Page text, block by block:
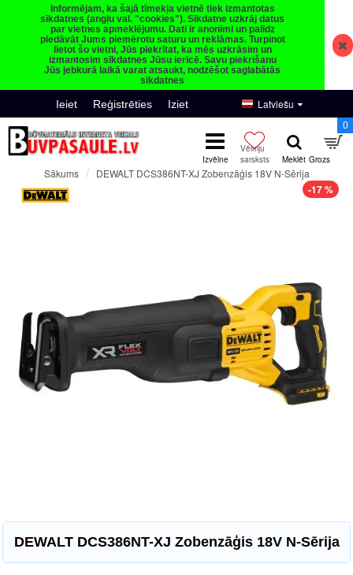
Informējam, ka šajā tīmekļa vietnē tiek izmantotas
sīkdatnes (angļu val. "cookies"). Sīkdatne uzkrāj datus
par vietnes apmeklējumu. Dati ir anonīmi un palīdz
piedāvāt Jums piemērotu saturu un reklāmas. Turpinot
lietot šo vietni, Jūs piekrītat, ka mēs uzkrāsim un
izmantosim sīkdatnes Jūsu ierīcē. Savu piekrišanu
Jūs jebkurā laikā varat atsaukt, nodzēšot saglabātās
sīkdatnes
Ieiet Reģistrēties Iziet Latviešu
0
Sākums DEWALT DCS386NT-XJ Zobenzāģis 18V N-Sērija
-17 %
DEWALT DCS386NT-XJ Zobenzāģis 18V N-Sērija